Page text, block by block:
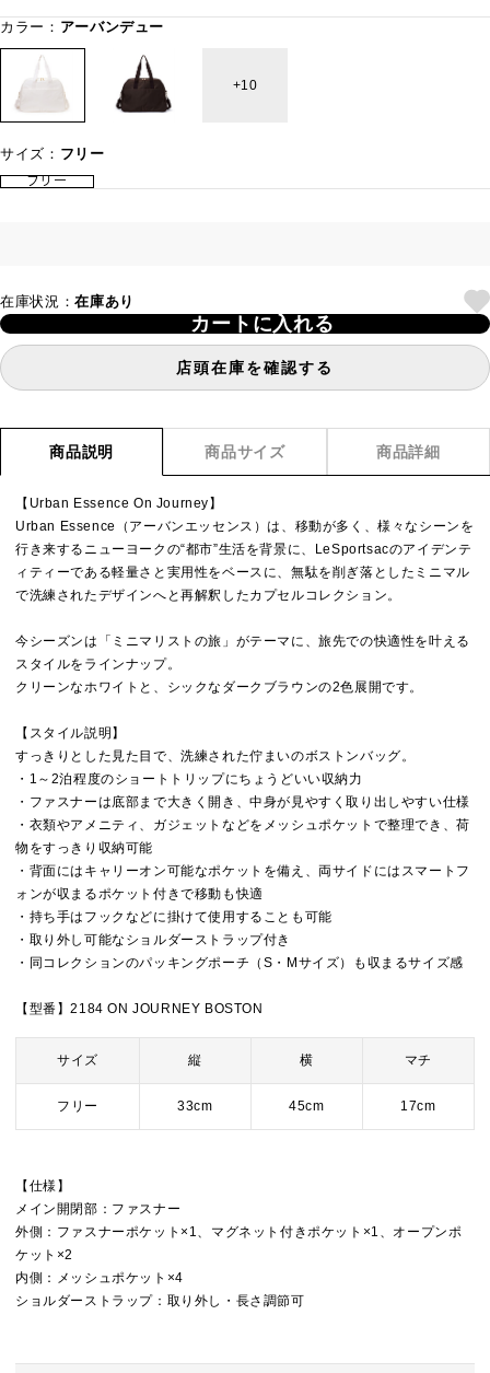
カラー： アーバンデュー
10
サイズ： フリー
フリー
在庫状況：在庫あり
カートに入れる
店頭在庫を確認する
商品説明 商品サイズ 商品詳細
【Urban Essence On Journey】
Urban Essence（アーバンエッセンス）は、移動が多く、様々なシーンを
行き来するニューヨークの“都市”生活を背景に、LeSportsacのアイデンテ
ィティーである軽量さと実用性をベースに、無駄を削ぎ落としたミニマル
で洗練されたデザインへと再解釈したカプセルコレクション。
今シーズンは「ミニマリストの旅」がテーマに、旅先での快適性を叶える
スタイルをラインナップ。
クリーンなホワイトと、シックなダークブラウンの2色展開です。
【スタイル説明】
すっきりとした見た目で、洗練された佇まいのボストンバッグ。
・1～2泊程度のショートトリップにちょうどいい収納力
・ファスナーは底部まで大きく開き、中身が見やすく取り出しやすい仕様
・衣類やアメニティ、ガジェットなどをメッシュポケットで整理でき、荷
物をすっきり収納可能
・背面にはキャリーオン可能なポケットを備え、両サイドにはスマートフ
ォンが収まるポケット付きで移動も快適
・持ち手はフックなどに掛けて使用することも可能
・取り外し可能なショルダーストラップ付き
・同コレクションのパッキングポーチ（S・Mサイズ）も収まるサイズ感
【型番】2184 ON JOURNEY BOSTON
サイズ 縦 横 マチ
フリー 33cm 45cm 17cm
【仕様】
メイン開閉部：ファスナー
外側：ファスナーポケット×1、マグネット付きポケット×1、オープンポ
ケット×2
内側：メッシュポケット×4
ショルダーストラップ：取り外し・長さ調節可